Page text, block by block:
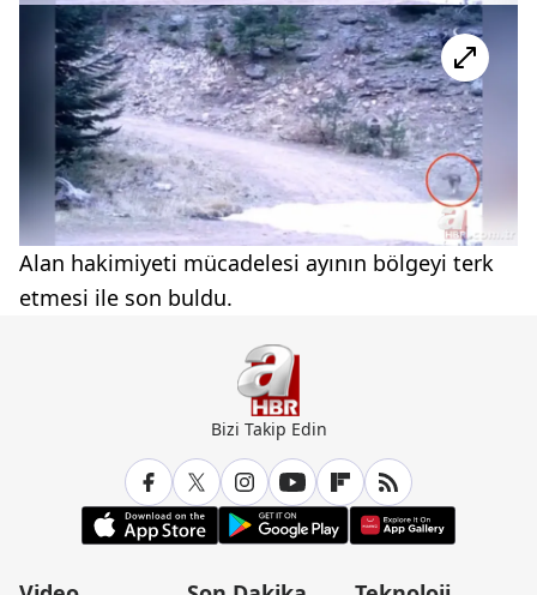
Alan hakimiyeti mücadelesi ayının bölgeyi terk
etmesi ile son buldu.
Bizi Takip Edin